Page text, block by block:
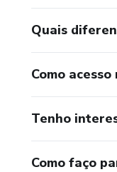
Quais
Como
Tenho
Como faço